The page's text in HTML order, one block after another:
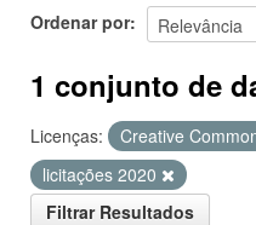
Ordenar por
1 conjunto de
Licenças: Creative
licitações 2020
Filtrar Resultados